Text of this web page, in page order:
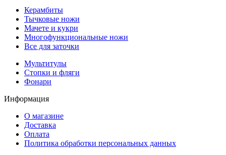
Керамбиты
Тычковые ножи
Мачете и кукри
Многофункциональные ножи
Все для заточки
Мультитулы
Стопки и фляги
Фонари
Информация
О магазине
Доставка
Оплата
Политика обработки персональных данных